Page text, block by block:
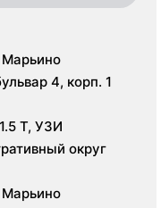
Марьино
4, корп. 1
Т, УЗИ
округ
Марьино